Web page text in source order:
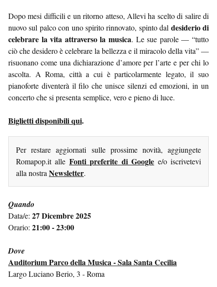
Dopo mesi difficili e un ritorno atteso, Allevi ha scelto di salire di
nuovo sul palco con uno spirito rinnovato, spinto dal desiderio di
celebrare la vita attraverso la musica. Le sue parole — “tutto
ciò che desidero è celebrare la bellezza e il miracolo della vita” —
risuonano come una dichiarazione d’amore per l’arte e per chi lo
ascolta. A Roma, città a cui è particolarmente legato, il suo
pianoforte diventerà il filo che unisce silenzi ed emozioni, in un
concerto che si presenta semplice, vero e pieno di luce.
Biglietti disponibili qui.
Per restare aggiornati sulle prossime novità, aggiungete
Romapop.it alle Fonti preferite di Google e/o iscrivetevi
alla nostra Newsletter.
Quando
Data/e: 27 Dicembre 2025
Orario: 21:00 - 23:00
Dove
Auditorium Parco della Musica - Sala Santa Cecilia
Largo Luciano Berio, 3 - Roma